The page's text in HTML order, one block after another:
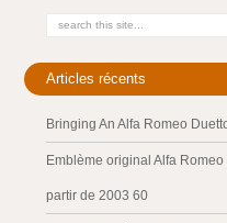
Articles récents
Bringing An Alfa Romeo
Emblème original Alfa
partir de 2003 60